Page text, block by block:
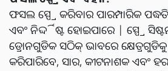
ଫସଲ ସ୍ପ୍ରେ କରିବାର ପାରମ୍ପାରିକ
ଏବଂ ନିର୍ଦ୍ଦିଷ୍ଟ ହୋଇପାରେ | ସ୍ପ୍ରେ
ଡ୍ରୋନଗୁଡିକ ସଠିକ୍ ଭାବରେ
କରିପାରିବେ, ସାର, କୀଟନାଶକ ଏବଂ